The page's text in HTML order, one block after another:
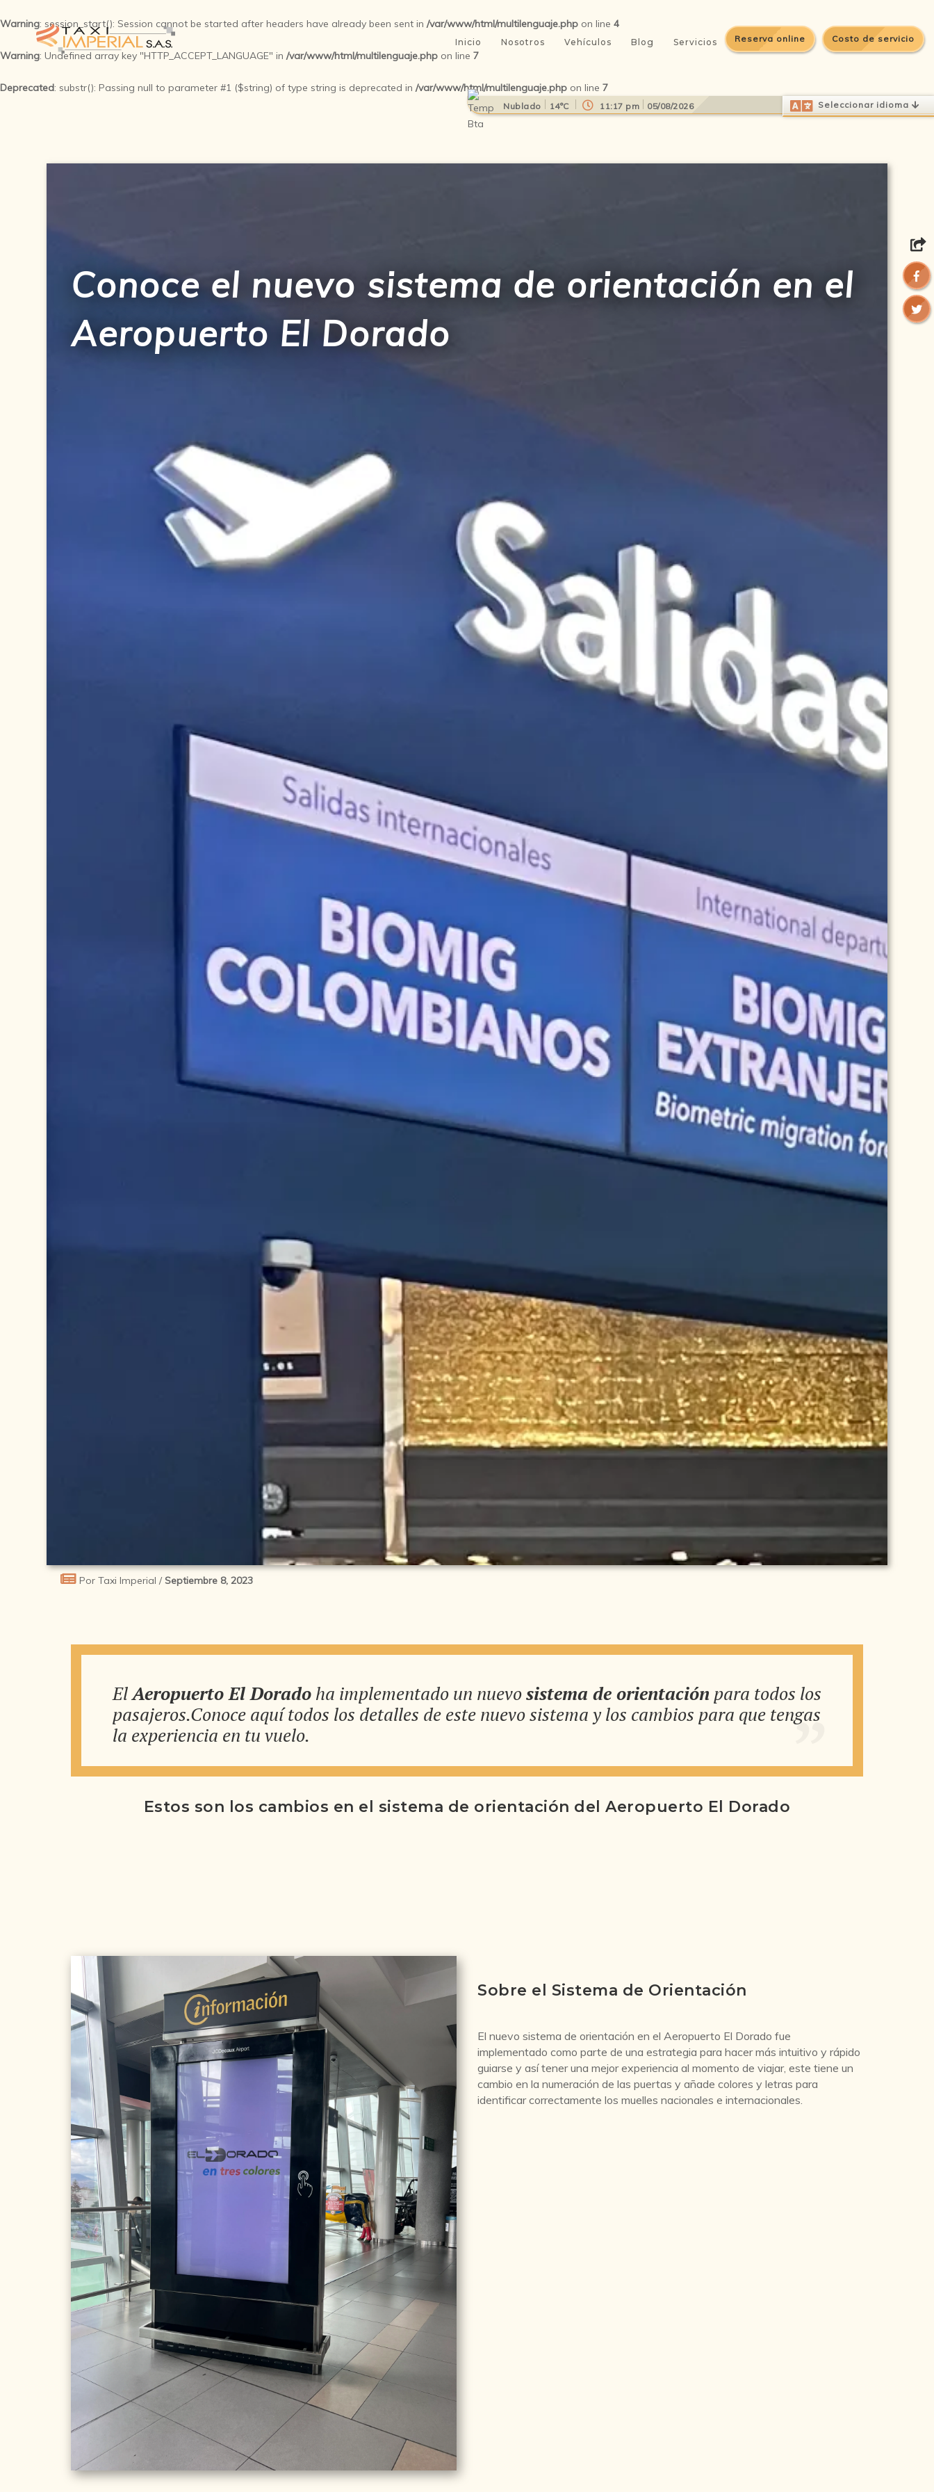
Warning: session_start(): Session cannot be started after headers have already been sent in /var/www/html/multilenguaje.php on line 4
Warning: Undefined array key "HTTP_ACCEPT_LANGUAGE" in /var/www/html/multilenguaje.php on line 7
Deprecated: substr(): Passing null to parameter #1 ($string) of type string is deprecated in /var/www/html/multilenguaje.php on line 7
Nublado 14°C 11:17 pm 05/08/2026 Select Language
Seleccionar idioma
Reserva online Costo de servicio
Inicio Nosotros Vehículos Blog Servicios
Conoce el nuevo sistema de orientación en el
Aeropuerto El Dorado
Por Taxi Imperial / Septiembre 8, 2023
ElAeropuerto El Dorado ha implementado un nuevosistema de orientación para todos los
pasajeros.Conoce aquí todos los detalles de este nuevo sistema y los cambios para que tengas
la experiencia en tu vuelo.
Estos son los cambios en el sistema de orientación del Aeropuerto El Dorado
Sobre el Sistema de Orientación
El nuevo sistema de orientación en el Aeropuerto El Dorado fue
implementado como parte de una estrategia para hacer más intuitivo y rápido
guiarse y así tener una mejor experiencia al momento de viajar, este tiene un
cambio en la numeración de las puertas y añade colores y letras para
identificar correctamente los muelles nacionales e internacionales.